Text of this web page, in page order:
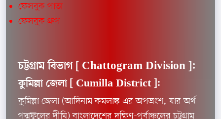
ফেসবুক পাতা
ফেসবুক গ্রুপ
চট্টগ্রাম বিভাগ [ Chattogram Division ]:
কুমিল্লা জেলা [ Cumilla District ]:
কুমিল্লা জেলা (আদিনাম কমলাঙ্ক এর অপভ্রংশ, যার অর্থ
পদ্মফুলের দীঘি) বাংলাদেশের দক্ষিণ-পূর্বাঞ্চলের চট্টগ্রাম